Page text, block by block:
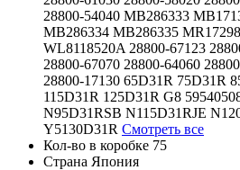
28800-54040 MB286333
MB286334 MB286335
WL8118520A 28800-67123
28800-67070 28800-64060
28800-17130 65D31R 75D31R
115D31R 125D31R G8
N95D31RSB N115D31RJE
Y5130D31R Смотреть все
Кол-во в коробке 75
Страна Япония